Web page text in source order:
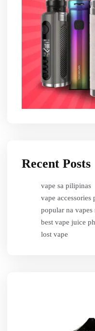
Recent Posts
vape sa pilipinas
vape accessories
popular na vapes
best vape juice
lost vape